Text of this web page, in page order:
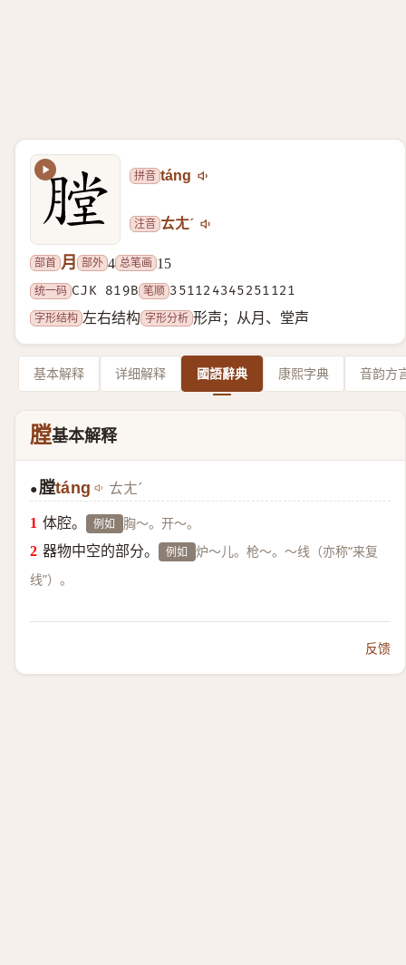
拼音 táng
注音 ㄊㄤˊ
部首 月 部外 4 总笔画 15
统一码 CJK 819B 笔顺 351124345251121
字形结构 左右结构 字形分析 形声；从月、堂声
基本解释 详细解释 國語辭典 康熙字典 音韵方
膛基本解释
●膛táng ㄊㄤˊ
体腔。 例如 胸～。开～。
器物中空的部分。 例如 炉～儿。枪～。～线（亦称“来复
线”）。
反馈